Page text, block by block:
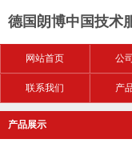
德国朗博中国技术
网站首页 公
联系我们 产
产品展示